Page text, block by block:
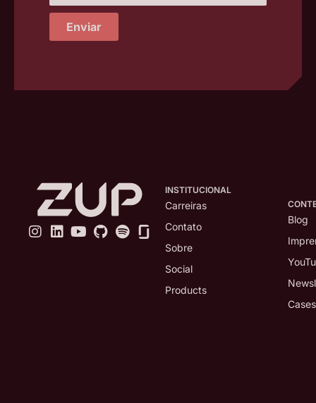
Enviar
INSTITUCIONAL
Carreiras
Contato
Sobre
Social
Products
Blog
Cases